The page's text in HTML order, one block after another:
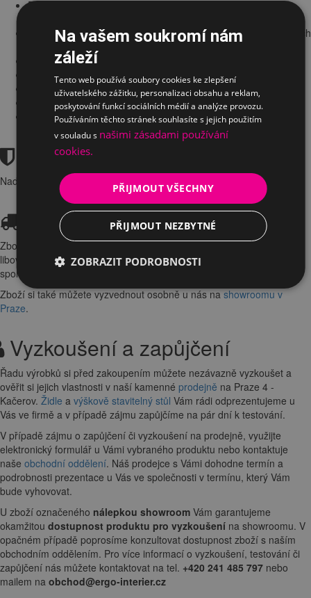
Pohledovou desku možno kombinovat s deskou dětských
Čalounění možno kombinovat s čalouněním dětských rostoucích
2x zásuvka se zámkem
Mini organizér pro psací potřeby + organizační přepážka
Kombinace 5 koleček pro snadnou manipulaci a stabilitu
Kolečka opatřena mechanickou brzdou
5letá záruka
ZÁRUKA
Nadstandardní záruka 5 let.
DOPRAVA
Zboží Vám doručímeZDARMA. Objednávku rádi dopravíme na
libovolnou adresu v ČR. Dopravu k Vám zajistíme smluvní přepravní
společností.
Zboží si také můžete vyzvednout osobně u nás nashowroomu v
Praze.
Vyzkoušení a zapůjčení
Řadu výrobků si před zakoupením můžete nezávazně vyzkoušet a
ověřit si jejich vlastnosti v naší kamenné prodejně na Praze 4 -
Kačerov. Židle a výškově stavitelný stůl Vám rádi odprezentujeme u
Vás ve firmě a v případě zájmu zapůjčíme na pár dní k testování.
V případě zájmu o zapůjčení či vyzkoušení na prodejně, využijte
elektronický formulář u Vámi vybraného produktu nebo kontaktuje
naše obchodní oddělení. Náš prodejce s Vámi dohodne termín a
podrobnosti prezentace u Vás ve společnosti v termínu, který Vám
bude vyhovovat.
U zboží označeného nálepkou showroom Vám garantujeme
okamžitou dostupnost produktu pro vyzkoušení na showroomu. V
opačném případě poprosíme konzultovat dostupnost zboží s naším
obchodním oddělením. Pro více informací o vyzkoušení, testování či
zapůjčení nás můžete kontaktovat na tel. +420 241 485 797 nebo
mailem na obchod@ergo-interier.cz
Na vašem soukromí nám
záleží
Tento web používá soubory cookies ke zlepšení
uživatelského zážitku, personalizaci obsahu a reklam,
poskytování funkcí sociálních médií a analýze provozu.
Používáním těchto stránek souhlasíte s jejich použitím
v souladu s našimi zásadami používání
cookies.
PŘIJMOUT VŠECHNY
PŘIJMOUT NEZBYTNÉ
ZOBRAZIT PODROBNOSTI